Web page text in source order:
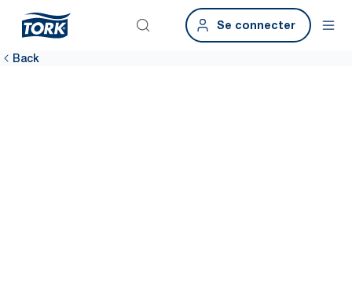
Se connecter
Back